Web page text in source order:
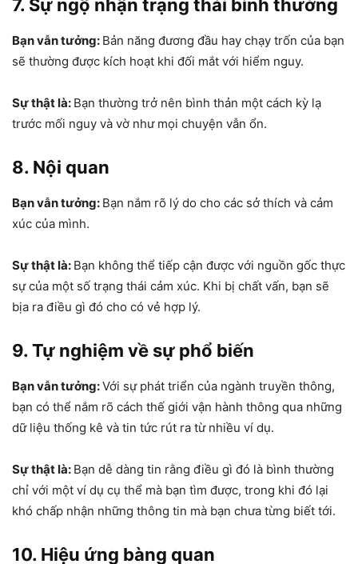
7. Sự ngộ nhận trạng thái bình thường
Bạn vẫn tưởng: Bản năng đương đầu hay chạy trốn của bạn
sẽ thường được kích hoạt khi đối mắt với hiểm nguy.
Sự thật là: Bạn thường trở nên bình thản một cách kỳ lạ
trước mối nguy và vờ như mọi chuyện vẫn ổn.
8. Nội quan
Bạn vẫn tưởng: Bạn nắm rõ lý do cho các sở thích và cảm
xúc của mình.
Sự thật là: Bạn không thể tiếp cận được với nguồn gốc thực
sự của một số trạng thái cảm xúc. Khi bị chất vấn, bạn sẽ
bịa ra điều gì đó cho có vẻ hợp lý.
9. Tự nghiệm về sự phổ biến
Bạn vẫn tưởng:Với sự phát triển của ngành truyền thông,
bạn có thể nắm rõ cách thế giới vận hành thông qua những
dữ liệu thống kê và tin tức rút ra từ nhiều ví dụ.
Sự thật là: Bạn dễ dàng tin rằng điều gì đó là bình thường
chỉ với một ví dụ cụ thể mà bạn tìm được, trong khi đó lại
khó chấp nhận những thông tin mà bạn chưa từng biết tới.
10. Hiệu ứng bàng quan